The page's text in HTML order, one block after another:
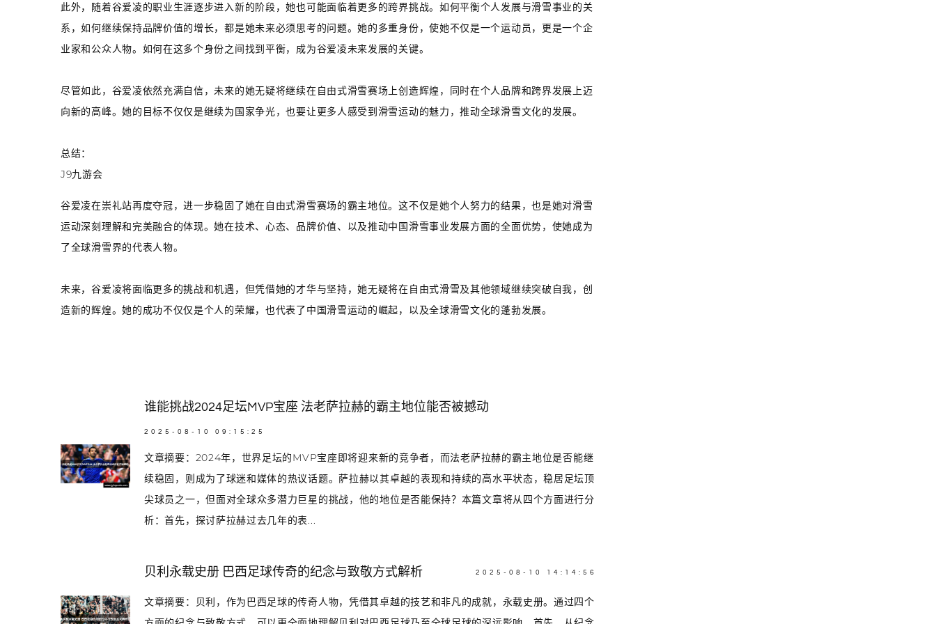
此外，随着谷爱凌的职业生涯逐步进入新的阶段，她也可能面临着更多的跨界挑战。如何平衡个人发展与滑雪事业的关
系，如何继续保持品牌价值的增长，都是她未来必须思考的问题。她的多重身份，使她不仅是一个运动员，更是一个企
业家和公众人物。如何在这多个身份之间找到平衡，成为谷爱凌未来发展的关键。
尽管如此，谷爱凌依然充满自信，未来的她无疑将继续在自由式滑雪赛场上创造辉煌，同时在个人品牌和跨界发展上迈
向新的高峰。她的目标不仅仅是继续为国家争光，也要让更多人感受到滑雪运动的魅力，推动全球滑雪文化的发展。
总结：
J9九游会
谷爱凌在崇礼站再度夺冠，进一步稳固了她在自由式滑雪赛场的霸主地位。这不仅是她个人努力的结果，也是她对滑雪
运动深刻理解和完美融合的体现。她在技术、心态、品牌价值、以及推动中国滑雪事业发展方面的全面优势，使她成为
了全球滑雪界的代表人物。
未来，谷爱凌将面临更多的挑战和机遇，但凭借她的才华与坚持，她无疑将在自由式滑雪及其他领域继续突破自我，创
造新的辉煌。她的成功不仅仅是个人的荣耀，也代表了中国滑雪运动的崛起，以及全球滑雪文化的蓬勃发展。
谁能挑战2024足坛MVP宝座 法老萨拉赫的霸主地位能否被撼动
2025-08-10 09:15:25
文章摘要：2024年，世界足坛的MVP宝座即将迎来新的竞争者，而法老萨拉赫的霸主地位是否能继
续稳固，则成为了球迷和媒体的热议话题。萨拉赫以其卓越的表现和持续的高水平状态，稳居足坛顶
尖球员之一，但面对全球众多潜力巨星的挑战，他的地位是否能保持？本篇文章将从四个方面进行分
析：首先，探讨萨拉赫过去几年的表...
贝利永载史册 巴西足球传奇的纪念与致敬方式解析 2025-08-10 14:14:56
文章摘要：贝利，作为巴西足球的传奇人物，凭借其卓越的技艺和非凡的成就，永载史册。通过四个